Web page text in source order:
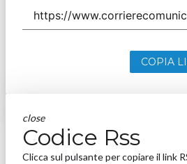
COPIA
close
Codice Rss
Clicca sul pulsante per copiare il link